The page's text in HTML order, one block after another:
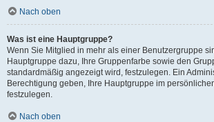
Nach oben
Was ist eine Hauptgruppe?
Wenn Sie Mitglied in mehr als einer Benutzergruppe
Hauptgruppe dazu, Ihre Gruppenfarbe sowie den
standardmäßig angezeigt wird, festzulegen. Ein
Berechtigung geben, Ihre Hauptgruppe im
festzulegen.
Nach oben